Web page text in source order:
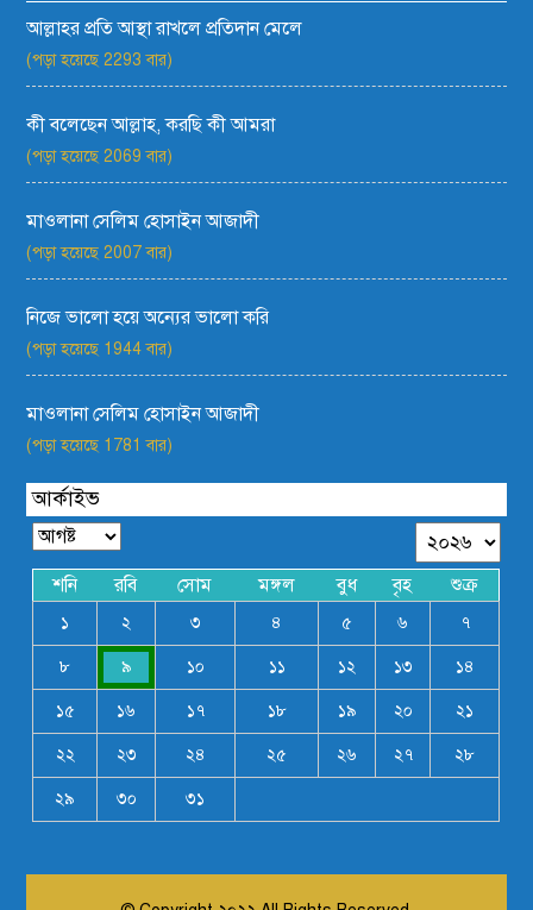
আল্লাহর প্রতি আস্থা রাখলে প্রতিদান মেলে
(পড়া হয়েছে 2293 বার)
কী বলেছেন আল্লাহ, করছি কী আমরা
(পড়া হয়েছে 2069 বার)
মাওলানা সেলিম হোসাইন আজাদী
(পড়া হয়েছে 2007 বার)
নিজে ভালো হয়ে অন্যের ভালো করি
(পড়া হয়েছে 1944 বার)
মাওলানা সেলিম হোসাইন আজাদী
(পড়া হয়েছে 1781 বার)
আর্কাইভ
শনি রবি সোম মঙ্গল বুধ বৃহ শুক্র
১ ২ ৩ ৪ ৫ ৬ ৭
৮ ৯ ১০ ১১ ১২ ১৩ ১৪
১৫ ১৬ ১৭ ১৮ ১৯ ২০ ২১
২২ ২৩ ২৪ ২৫ ২৬ ২৭ ২৮
২৯ ৩০ ৩১